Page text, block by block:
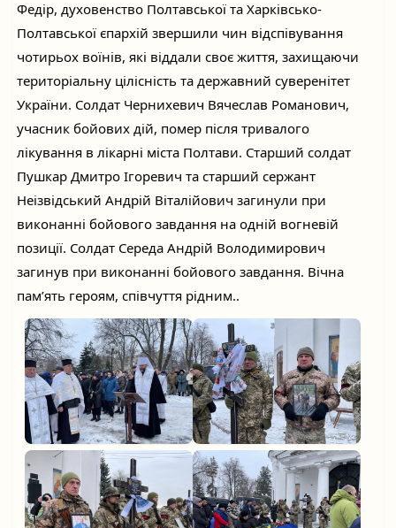
Федір, духовенство Полтавської та Харківсько-
Полтавської єпархій звершили чин відспівування
чотирьох воїнів, які віддали своє життя, захищаючи
територіальну цілісність та державний суверенітет
України. Солдат Чернихевич Вячеслав Романович,
учасник бойових дій, помер після тривалого
лікування в лікарні міста Полтави. Старший солдат
Пушкар Дмитро Ігоревич та старший сержант
Неізвідський Андрій Віталійович загинули при
виконанні бойового завдання на одній вогневій
позиції. Солдат Середа Андрій Володимирович
загинув при виконанні бойового завдання. Вічна
пам’ять героям, співчуття рідним..